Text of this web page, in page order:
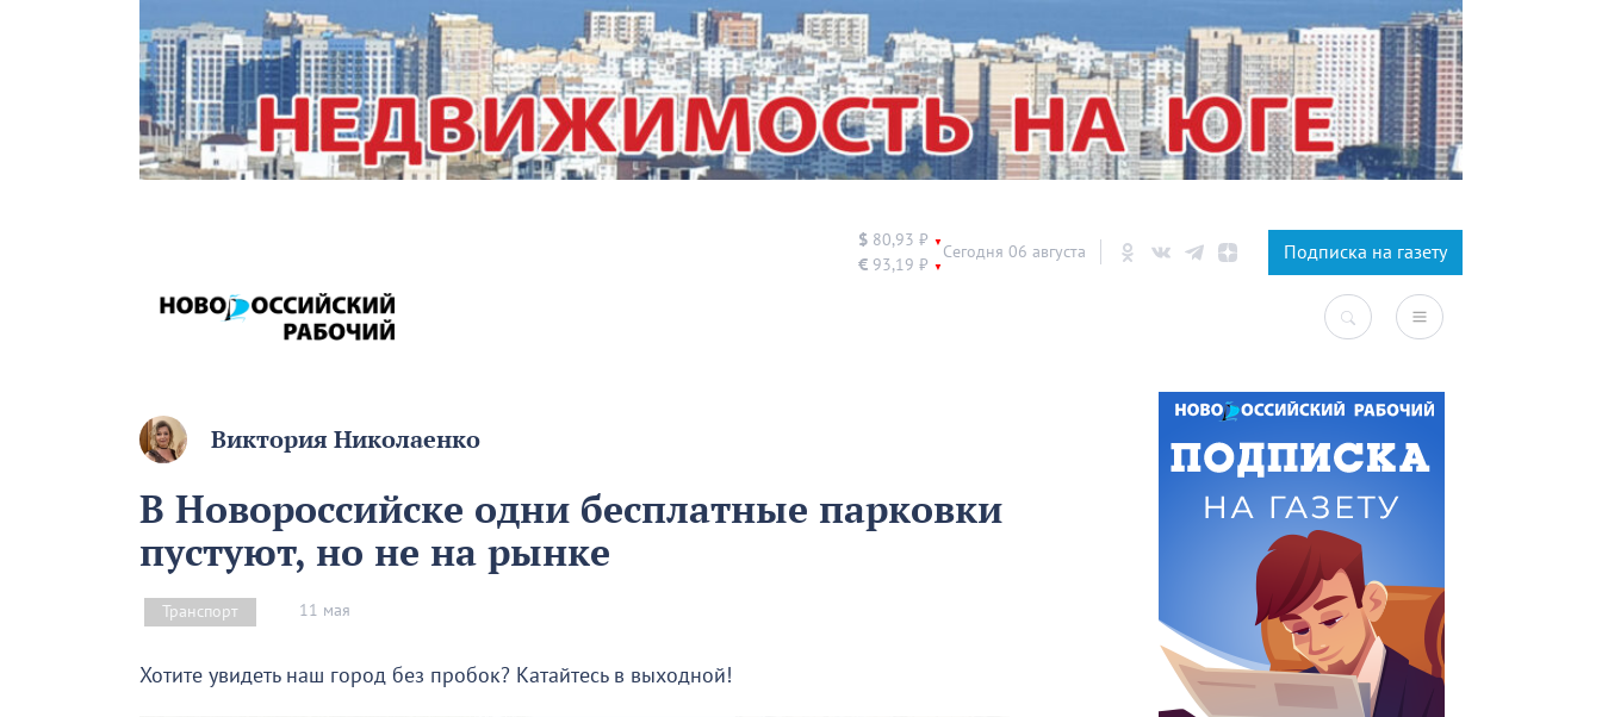
$ 80,93 ₽ ▼
€ 93,19 ₽ ▼
Сегодня 06 августа Подписка на газету
Виктория Николаенко
В Новороссийске одни бесплатные парковки
пустуют, но не на рынке
Транспорт 11 мая
Хотите увидеть наш город без пробок? Катайтесь в выходной!